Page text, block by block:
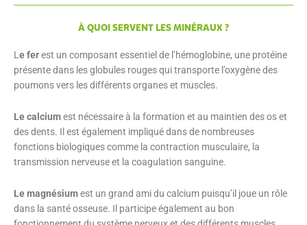
À QUOI SERVENT LES MINÉRAUX ?
Leferest un composant essentiel de l’hémoglobine, une protéine
présente dans les globules rouges qui transporte l’oxygène des
poumons vers les différents organes et muscles.
Le calciumest nécessaire à la formation et au maintien des os et
des dents. Il est également impliqué dans de nombreuses
fonctions biologiques comme la contraction musculaire, la
transmission nerveuse et la coagulation sanguine.
Le magnésiumest un grand ami du calcium puisqu’il joue un rôle
dans la santé osseuse. Il participe également au bon